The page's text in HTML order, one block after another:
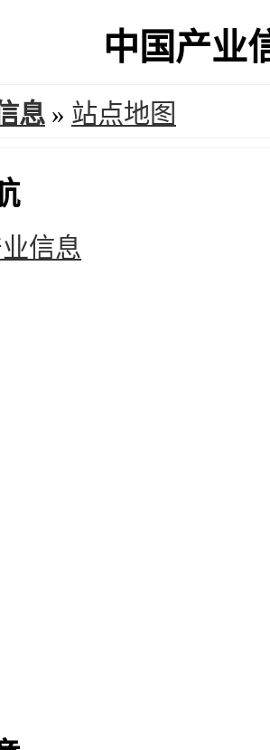
中国产业
息 » 站点地图
信息